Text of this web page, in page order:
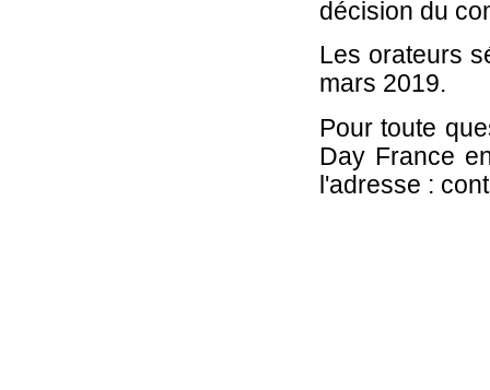
décision du
Les orateurs
mars 2019.
Pour toute
Day France
l'adresse :